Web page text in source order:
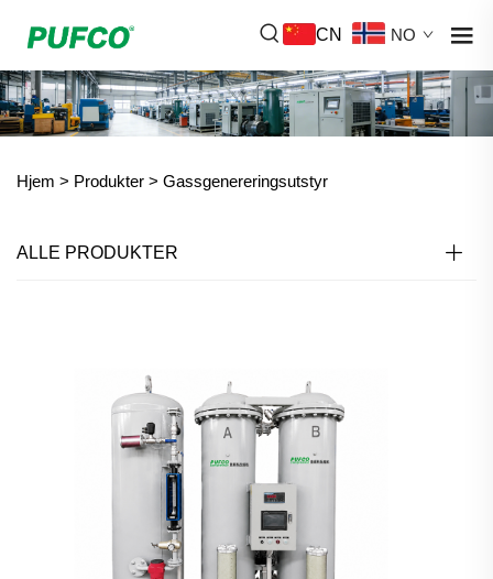
CN NO
Hjem > Produkter > Gassgenereringsutstyr
ALLE PRODUKTER